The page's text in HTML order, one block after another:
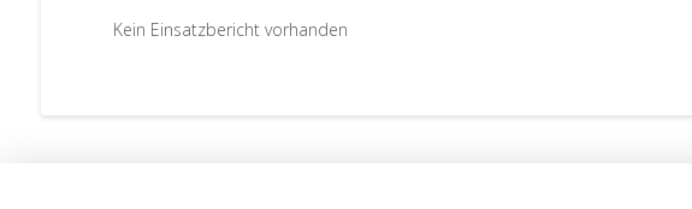
Kein Einsatzbericht vorhanden